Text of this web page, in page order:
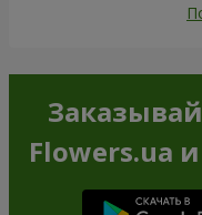
Flowers.ua